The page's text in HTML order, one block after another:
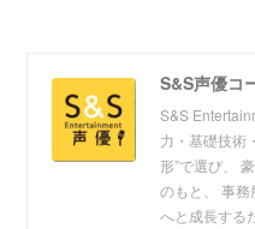
S&S声優コ
S&S
力・基礎技術
形”で選び、
のもと、 事務
へと成長する